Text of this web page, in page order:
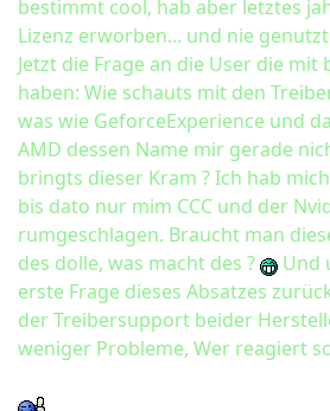
bestimmt cool, hab aber letztes
Lizenz erworben... und nie genutzt
Jetzt die Frage an die User die
haben: Wie schauts mit den
was wie GeforceExperience und
AMD dessen Name mir gerade
bringts dieser Kram ? Ich hab
bis dato nur mim CCC und der
rumgeschlagen. Braucht man
des dolle, was macht des ?
Und
erste Frage dieses Absatzes
der Treibersupport beider
weniger Probleme, Wer reagiert